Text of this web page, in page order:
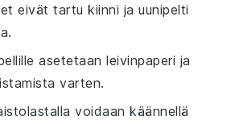
eivät tartu kiinni ja uunipelti
asetetaan leivinpaperi ja
varten.
voidaan käännellä